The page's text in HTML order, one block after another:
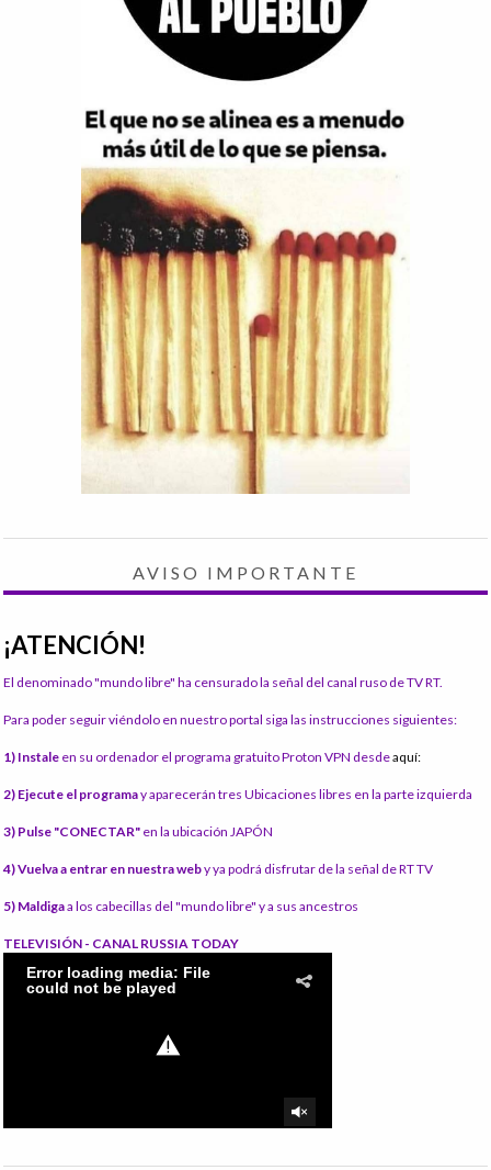
AVISO IMPORTANTE
¡ATENCIÓN!
El denominado "mundo libre" ha censurado la señal del canal ruso de TV RT.
Para poder seguir viéndolo en nuestro portal siga las instrucciones siguientes:
1) Instale en su ordenador el programa gratuito Proton VPN desdeaquí:
2) Ejecute el programay aparecerán tres Ubicaciones libres en la parte izquierda
3) Pulse "CONECTAR" en la ubicación JAPÓN
4) Vuelva a entrar en nuestra weby ya podrá disfrutar de la señal de RT TV
5) Maldigaa los cabecillas del "mundo libre" y a sus ancestros
TELEVISIÓN - CANAL RUSSIA TODAY